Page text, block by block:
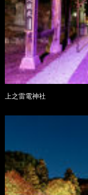
上之雷電神社